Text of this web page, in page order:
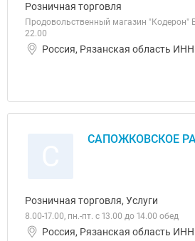
Розничная торговля
Продовольственный магазин "Кодерон"
22.00
Россия, Рязанская область
САПОЖКОВСКОЕ
Розничная торговля, Услуги
8.00-17.00, пн.-пт. с 13.00 до 14.00 обед
Россия, Рязанская область